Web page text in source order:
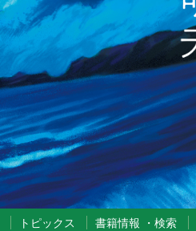
トピックス 書籍情報 ・ 検索